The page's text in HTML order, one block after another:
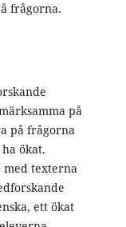
frågorna.
på
på frågorna
ökat.
med texterna
ett ökat